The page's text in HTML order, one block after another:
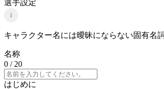
選手設定
i
キャラクター名には曖昧にならない固有名
名称
0 / 20
はじめに